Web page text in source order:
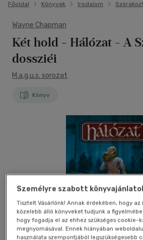
Főoldal Könyvek Irodalom
Wayne Chapman
Két hold - Hálózat - A
dossziéi
M.a.g.u.s. sorozat
Könyv
Személyre szabott
Tisztelt Vásárlónk! Annak érdekében, hogy az
közelebb álló könyveket tudjunk a
hogy fogadja el az ehhez szükséges cookie-
megnyomásával. Ennek hiányában
használata szempontjából legszükségesebb